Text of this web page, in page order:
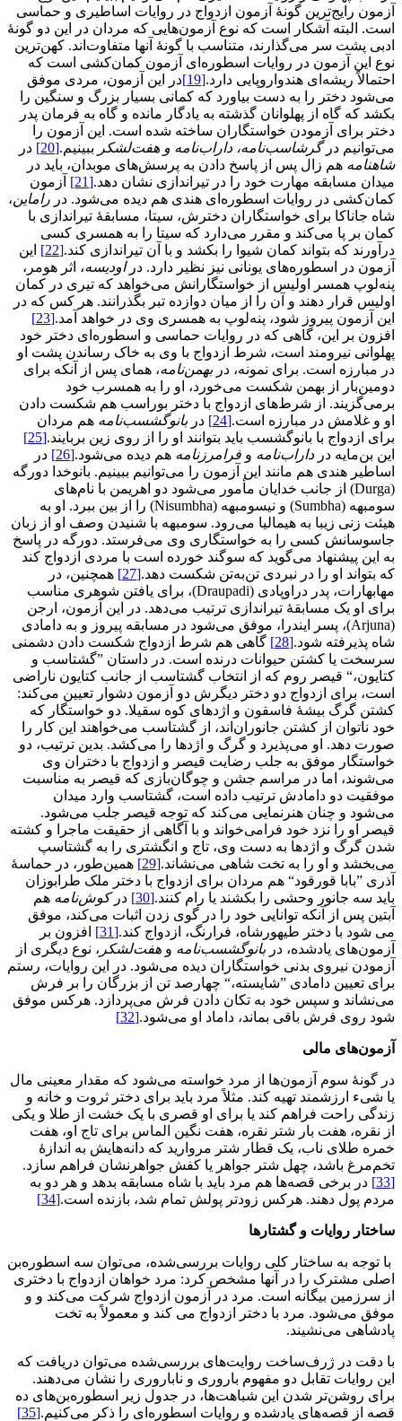
آزمون رایج‌ترین گونۀ آزمون ازدواج در روایات اساطیری و حماسی
است. البته آشکار است که نوع آزمون‌هایی که مردان در این دو گونۀ
ادبی پشت سر می‌گذارند، متناسب با گونۀ آنها متفاوت‌اند. کهن‌ترین
نوع این آزمون در روایات اسطوره‌ای آزمون کمان‌کشی است که
احتمالاً ریشه‌ای هندواروپایی دارد.[19]
در این آزمون، مردی موفق
می‌شود دختر را به دست بیاورد که کمانی بسیار بزرگ و سنگین را
بکشد که گاه از پهلوانان گذشته به یادگار مانده و گاه به فرمان پدر
دختر برای آزمودن خواستگاران ساخته شده است. این آزمون را
می‌توانیم درگرشاسب‌نامه، داراب‌نامه و هفتلشکر ببینیم.[20]
در
شاهنامه هم زال پس از پاسخ دادن به پرسش‌های موبدان، باید در
میدان مسابقه مهارت خود را در تیراندازی نشان دهد.[21]
آزمون
کمان‌کشی در روایات اسطوره‌ای هندی هم دیده می‌شود. در راماین،
شاه جاناکا برای خواستگاران دخترش، سیتا، مسابقۀ تیراندازی با
کمان بر پا می‌کند و مقرر می‌دارد که سیتا را به همسری کسی
درآورند که بتواند کمان شیوا را بکشد و با آن تیراندازی کند.[22]
این
آزمون در اسطوره‌های یونانی نیز نظیر دارد. دراودیسه، اثر هومر،
پنه‌لوپ همسر اولیس از خواستگارانش می‌خواهد که تیری در کمان
اولیس قرار دهند و آن را از میان دوازده تبر بگذرانند. هر کس که در
این آزمون پیروز شود، پنه‌لوپ به همسری وی در خواهد آمد.[23]
افزون بر این، گاهی که در روایات حماسی و اسطوره‌ای دختر خود
پهلوانی نیرومند است، شرط ازدواج با وی به خاک رساندن پشت او
در مبارزه است. برای نمونه، دربهمننامه، همای پس از آنکه برای
دومین‌بار از بهمن شکست می‌خورد، او را به همسرب خود
برمی‌گزیند. از شرط‌های ازدواج با دختر بوراسب هم شکست دادن
او و غلامش در مبارزه است.[24] دربانوگشسبنامه هم مردان
برای ازدواج با بانوگشسب باید بتوانند او را از روی زین بربایند.[25]
این بن‌مایه در دارابنامه و فرامرزنامه هم دیده می‌شود.[26]
در
اساطیر هندی هم مانند این آزمون را می‌توانیم ببینیم. بانوخدا دورگه
(Durga) از جانب خدایان مأمور می‌شود دو اهریمن با نام‌های
سومبهه (Sumbha) و نیسومبهه (Nisumbha) را از بین ببرد. او به
هیئت زنی زیبا به هیمالیا می‌رود. سومبهه با شنیدن وصف او از زبان
جاسوسانش کسی را به خواستگاری وی می‌فرستد. دورگه در پاسخ
به این پیشنهاد می‌گوید که سوگند خورده است با مردی ازدواج کند
که بتواند او را در نبردی تن‌به‌تن شکست دهد.[27]
همچنین، در
مهابهارات، پدر دراوپادی (Draupadi)، برای یافتن شوهری مناسب
برای او یک مسابقۀ تیراندازی ترتیب می‌دهد. در این آزمون، ارجن
(Arjuna)، پسر ایندرا، موفق می‌شود در مسابقه پیروز و به دامادی
شاه پذیرفته شود.[28]
گاهی هم شرط ازدواج شکست دادن دشمنی
سرسخت یا کشتن حیوانات درنده است. در داستان ”گشتاسب و
کتایون،“ قیصر روم که از انتخاب گشتاسب از جانب کتایون ناراضی
است، برای ازدواج دو دختر دیگرش دو آزمون دشوار تعیین می‌کند:
کشتن گرگ بیشۀ فاسقون و اژدهای کوه سقیلا. دو خواستگار که
خود ناتوان از کشتن جانوران‌اند، از گشتاسب می‌خواهند این کار را
صورت دهد. او می‌پذیرد و گرگ و اژدها را می‌کشد. بدین ترتیب، دو
خواستگار موفق به جلب رضایت قیصر و ازدواج با دختران وی
می‌شوند، اما در مراسم جشن و چوگان‌بازی که قیصر به مناسبت
موفقیت دو دامادش ترتیب داده است، گشتاسب وارد میدان
می‌شود و چنان هنرنمایی می‌کند که توجه قیصر جلب می‌شود.
قیصر او را نزد خود فرامی‌خواند و با آگاهی از حقیقت ماجرا و کشته
شدن گرگ و اژدها به دست وی، تاج و انگشتری را به گشتاسپ
می‌بخشد و او را به تخت شاهی می‌نشاند.[29]
همین‌طور، در حماسۀ
آذری ”بابا قورقود“ هم مردان برای ازدواج با دختر ملک طرابوزان
باید سه جانور وحشی را بکشند یا رام کنند.[30] درکوشنامه هم
آبتین پس از آنکه توانایی خود را در گوی زدن اثبات می‌کند، موفق
می شود با دختر طیهورشاه، فرارنگ، ازدواج کند.[31]
افزون بر
آزمون‌های یادشده، دربانوگشسبنامه و هفتلشکر ، نوع دیگری از
آزمودن نیروی بدنی خواستگاران دیده می‌شود. در این روایات، رستم
برای تعیین دامادی ”شایسته،“ چهارصد تن از بزرگان را بر فرش
می‌نشاند و سپس خود به تکان دادن فرش می‌پردازد. هرکس موفق
شود روی فرش باقی بماند، داماد او می‌شود.[32]
آزمونهای مالی
در گونۀ سوم آزمون‌ها از مرد خواسته می‌شود که مقدار معینی مال
یا شیء ارزشمند تهیه کند. مثلاً مرد باید برای دختر ثروت و خانه و
زندگی راحت فراهم کند یا برای او قصری با یک خشت از طلا و یکی
از نقره، هفت بار شتر نقره، هفت نگین الماس برای تاج او، هفت
خمره طلای ناب، یک قطار شتر مروارید که دانه‌هایش به اندازۀ
تخم‌مرغ باشد، چهل شتر جواهر یا کفش جواهرنشان فراهم سازد.
[33]
در برخی قصه‌ها هم مرد باید با شاه مسابقه بدهد و هر دو به
مردم پول دهند. هرکس زودتر پولش تمام شد، بازنده است.[34]
ساختار روایات و گشتارها
با توجه به ساختار کلی روایات بررسی‌شده، می‌توان سه اسطوره‌بن
اصلی مشترک را در آنها مشخص کرد: مرد خواهان ازدواج با دختری
از سرزمین بیگانه است. مرد در آزمون ازدواج شرکت می‌کند و و
موفق می‌شود. مرد با دختر ازدواج می کند و معمولاً به تخت
پادشاهی می‌نشیند.
با دقت در ژرف‌ساخت روایت‌های بررسی‌شده می‌توان دریافت که
این روایات تقابل دو مفهوم باروری و ناباروری را نشان می‌دهند.
برای روشن‌تر شدن این شباهت‌ها، در جدول زیر اسطوره‌بن‌های ده
قصه از قصه‌های یادشده و روایات اسطوره‌ای را ذکر می‌کنیم.[35]